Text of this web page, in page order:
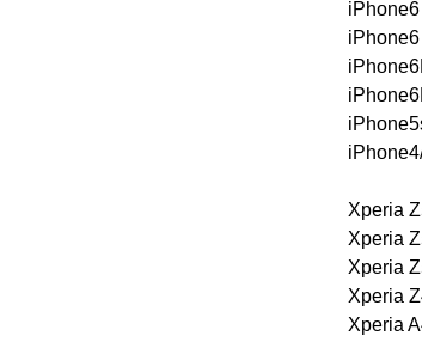
Xperia
Xperia
Xperia
Xperia
Xperia